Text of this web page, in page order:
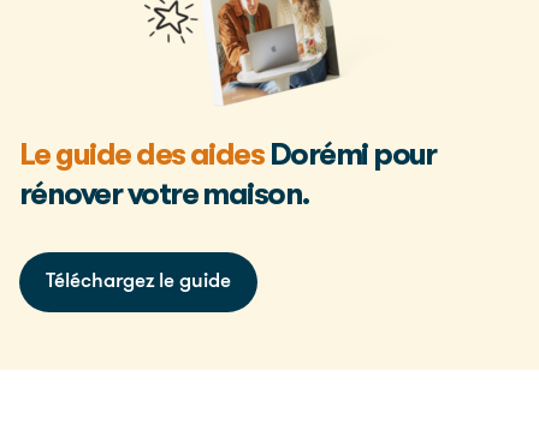
Le guide des aidesDorémi pour
rénover votre maison.
Téléchargez le guide